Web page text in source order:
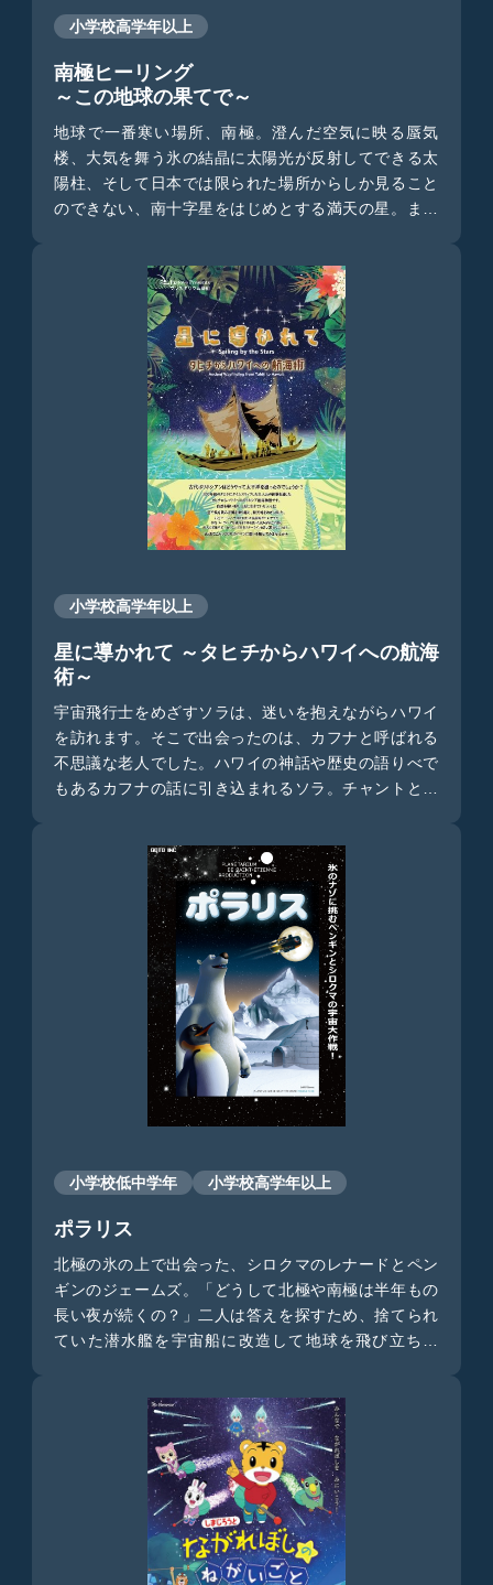
小学校高学年以上
南極ヒーリング
～この地球の果てで～
地球で一番寒い場所、南極。澄んだ空気に映る蜃気
楼、大気を舞う氷の結晶に太陽光が反射してできる太
陽柱、そして日本では限られた場所からしか見ること
のできない、南十字星をはじめとする満天の星。まさ
が担当します。
小学校高学年以上
星に導かれて ～タヒチからハワイへの航海
術～
宇宙飛行士をめざすソラは、迷いを抱えながらハワイ
を訪れます。そこで出会ったのは、カフナと呼ばれる
不思議な老人でした。ハワイの神話や歴史の語りべで
もあるカフナの話に引き込まれるソラ。チャントとい
います。そこはまさに、カヌーでハワイへ向かう準備
の最中でした。勇敢な青年カイや仲間たちとハワイへ
の航海に出発するソラ。そこでは何が待ち受けている
のでしょうか？ソラは現代に戻れるのでしょうか？当
時の星を活用した航海術とともに、ソラの成長の物語
をお愉しみください。
小学校低中学年 小学校高学年以上
ポラリス
北極の氷の上で出会った、シロクマのレナードとペン
ギンのジェームズ。「どうして北極や南極は半年もの
長い夜が続くの？」二人は答えを探すため、捨てられ
ていた潜水艦を宇宙船に改造して地球を飛び立ちま
ームズの正反対な二人が繰り広げる、ミッションイン
ポッシブルな宇宙大作戦。これは、絶対に見逃せませ